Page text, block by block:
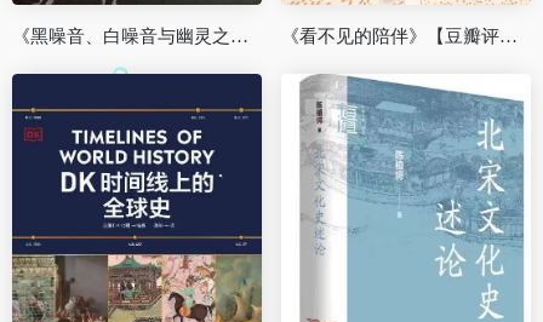
《黑噪音、白噪音与幽灵之声》【豆瓣评分8.6】 《看不见的陪伴》【豆瓣评分8.5】